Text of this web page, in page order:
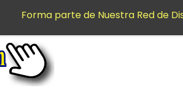
Forma parte de Nuestra Red de